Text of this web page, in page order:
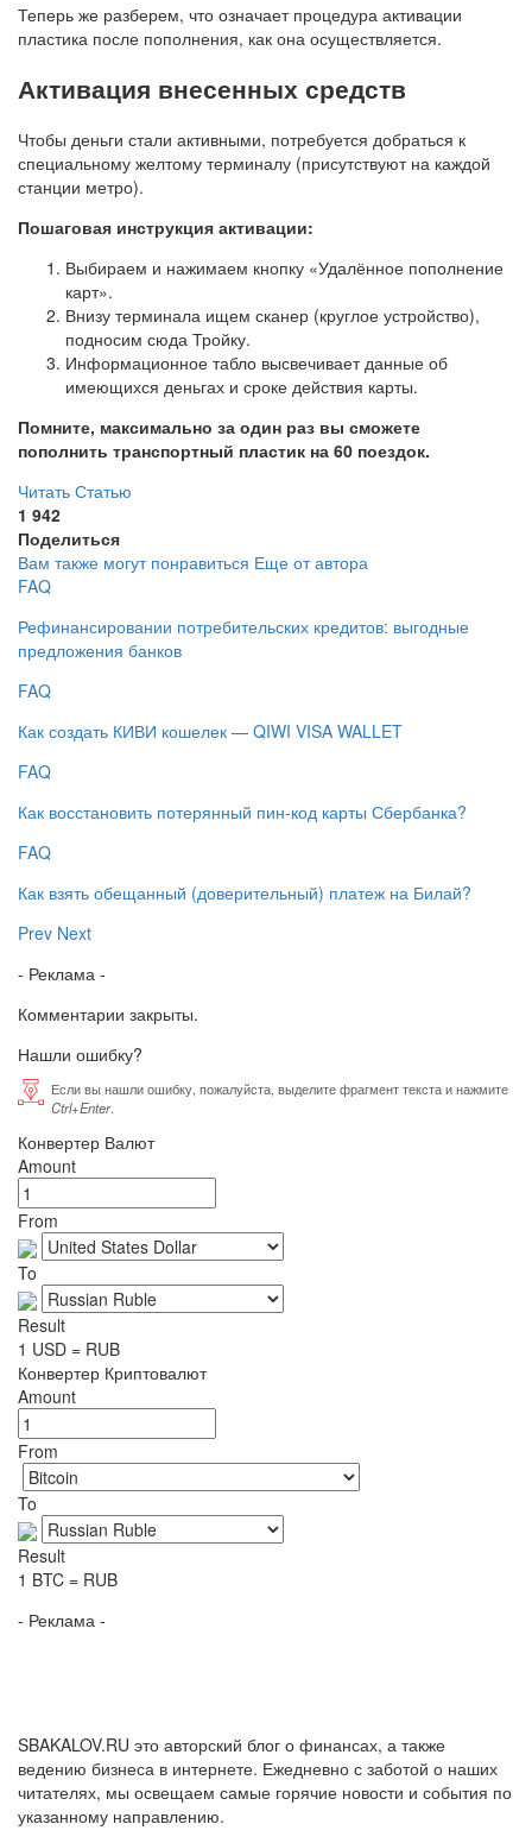
Теперь же разберем, что означает процедура активации
пластика после пополнения, как она осуществляется.
Активация внесенных средств
Чтобы деньги стали активными, потребуется добраться к
специальному желтому терминалу (присутствуют на каждой
станции метро).
Пошаговая инструкция активации:
Выбираем и нажимаем кнопку «Удалённое пополнение
карт».
Внизу терминала ищем сканер (круглое устройство),
подносим сюда Тройку.
Информационное табло высвечивает данные об
имеющихся деньгах и сроке действия карты.
Помните, максимально за один раз вы сможете
пополнить транспортный пластик на 60 поездок.
Читать Статью
1 942
Поделиться
Вам также могут понравиться Еще от автора
FAQ
Рефинансировании потребительских кредитов: выгодные
предложения банков
FAQ
Как создать КИВИ кошелек — QIWI VISA WALLET
FAQ
Как восстановить потерянный пин-код карты Сбербанка?
FAQ
Как взять обещанный (доверительный) платеж на Билай?
Prev Next
- Реклама -
Комментарии закрыты.
Нашли ошибку?
Если вы нашли ошибку, пожалуйста, выделите фрагмент текста и нажмите
Ctrl+Enter.
Конвертер Валют
Amount
From
To
Result
1 USD = RUB
Конвертер Криптовалют
Amount
From
To
Result
1 BTC = RUB
- Реклама -
SBAKALOV.RU это авторский блог о финансах, а также
ведению бизнеса в интернете. Ежедневно с заботой о наших
читателях, мы освещаем самые горячие новости и события по
указанному направлению.